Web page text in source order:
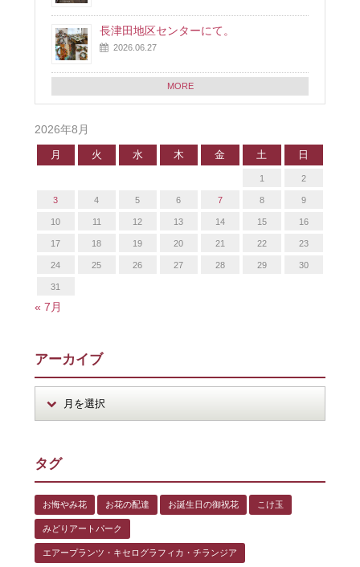
長津田地区センターにて。
2026.06.27
MORE
2026年8月
月 火 水 木 金 土 日
1 2
3 4 5 6 7 8 9
10 11 12 13 14 15 16
17 18 19 20 21 22 23
24 25 26 27 28 29 30
31
« 7月
アーカイブ
タグ
お悔やみ花 お花の配達 お誕生日の御祝花 こけ玉
みどりアートパーク
エアープランツ・キセログラフィカ・チランジア